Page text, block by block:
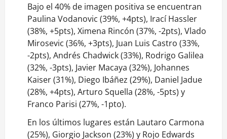
Bajo el 40% de imagen positiva se encuentran
Paulina Vodanovic (39%, +4pts), Irací Hassler
(38%, +5pts), Ximena Rincón (37%, -2pts), Vlado
Mirosevic (36%, +3pts), Juan Luis Castro (33%,
-2pts), Andrés Chadwick (33%), Rodrigo Galilea
(32%, -3pts), Javier Macaya (32%), Johannes
Kaiser (31%), Diego Ibáñez (29%), Daniel Jadue
(28%, +4pts), Arturo Squella (28%, -5pts) y
Franco Parisi (27%, -1pto).
En los últimos lugares están Lautaro Carmona
(25%), Giorgio Jackson (23%) y Rojo Edwards